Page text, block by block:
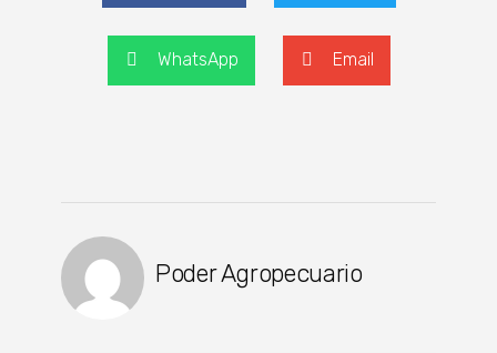
WhatsApp Email
Poder Agropecuario